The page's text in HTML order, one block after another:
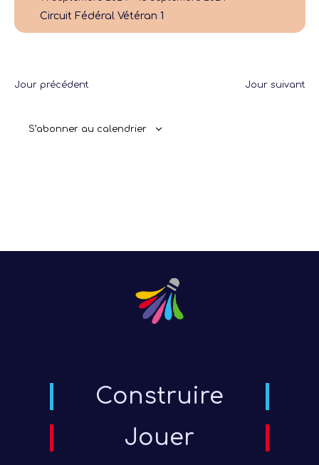
Circuit Fédéral Vétéran 1
Jour précédent Jour suivant
S’abonner au calendrier
Construire
Jouer